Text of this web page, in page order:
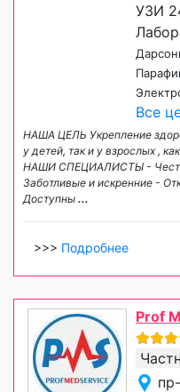
УЗИ
Все
НАША ЦЕЛЬ Укрепление
у детей, так и у взрослых ,
НАШИ СПЕЦИАЛИСТЫ -
Заботливые и искренние -
Доступны ...
>>> Подробнее
Prof